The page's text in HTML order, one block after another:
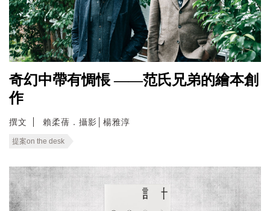
奇幻中帶有惆悵 ——范氏兄弟的繪本創
作
撰文 賴柔蒨．攝影│楊雅淳
提案on the desk